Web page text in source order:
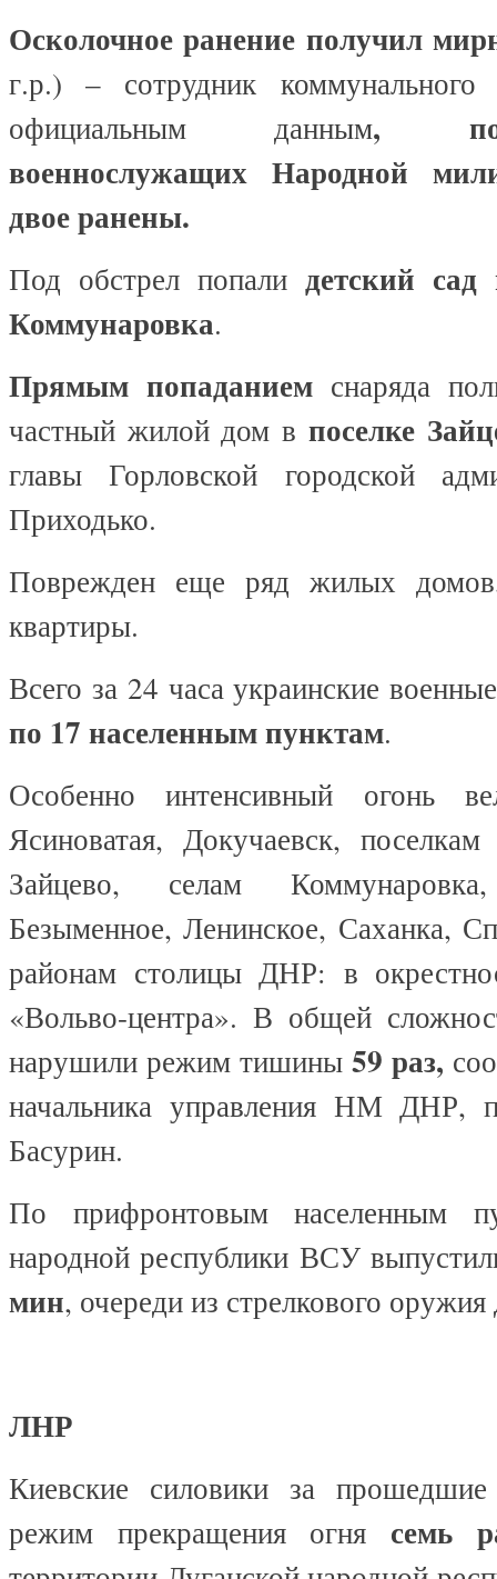
Осколочное ранение получил
г.р.) – сотрудник
официальным данным,
военнослужащих Народной
двое ранены.
Под обстрел попали детский
Коммунаровка.
Прямым попаданием снаряда
частный жилой дом в поселке
главы Горловской городской
Приходько.
Поврежден еще ряд жилых
квартиры.
Всего за 24 часа украинские
по 17 населенным пунктам.
Особенно интенсивный огонь
Ясиноватая, Докучаевск,
Зайцево, селам
Безыменное, Ленинское, Саханка,
районам столицы ДНР: в
«Вольво-центра». В общей
нарушили режим тишины 59 раз,
начальника управления НМ ДНР,
Басурин.
По прифронтовым населенным
народной республики ВСУ
мин, очереди из стрелкового
ЛНР
Киевские силовики за
режим прекращения огня семь